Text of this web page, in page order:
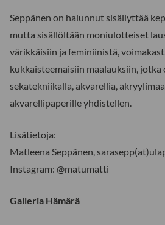
Seppänen on halunnut sisällyttää
mutta sisällöltään moniulotteiset
värikkäisiin ja feminiinistä,
kukkaisteemaisiin maalauksiin,
sekatekniikalla, akvarellia,
akvarellipaperille yhdistellen.
Lisätietoja:
Matleena Seppänen,
Instagram: @matumatti
Galleria Hämärä